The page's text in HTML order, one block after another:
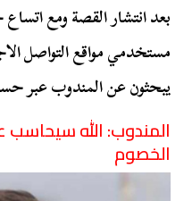
بعد انتشار القصة ومع
مستخدمي مواقع التواصل
يبحثون عن المندوب عبر
المندوب: الله سيحاسب
الخصوم